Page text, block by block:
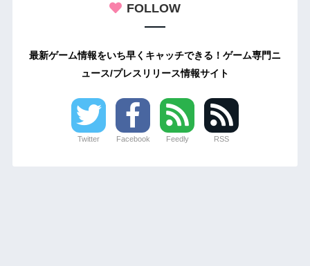
FOLLOW
最新ゲーム情報をいち早くキャッチできる！ゲーム専門ニ
ュース/プレスリリース情報サイト
Twitter Facebook Feedly RSS